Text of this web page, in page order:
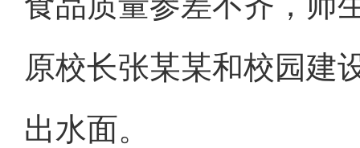
原校长张某某和校园建
出水面。